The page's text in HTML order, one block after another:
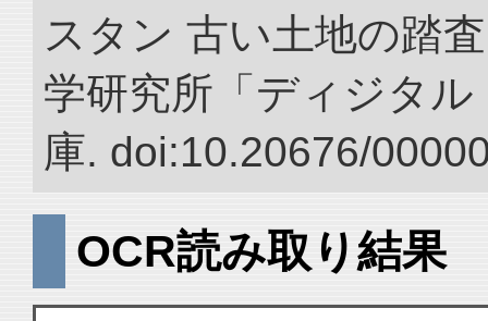
スタン 古い土地の踏
学研究所「ディジタ
庫. doi:10.20676/
OCR読み取り結果